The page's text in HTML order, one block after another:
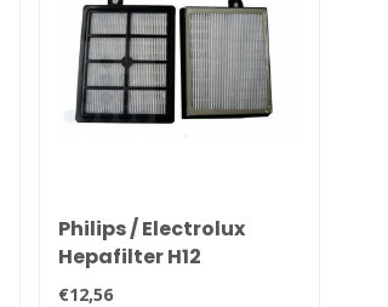
Philips / Electrolux
Hepafilter H12
€12,56